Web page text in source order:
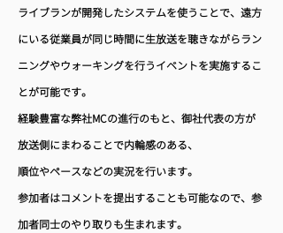
ライブランが開発したシステムを使うことで、遠方
にいる従業員が同じ時間に生放送を聴きながらラン
ニングやウォーキングを行うイベントを実施するこ
とが可能です。
経験豊富な弊社MCの進行のもと、御社代表の方が
放送側にまわることで内輪感のある、
順位やペースなどの実況を行います。
参加者はコメントを提出することも可能なので、参
加者同士のやり取りも生まれます。